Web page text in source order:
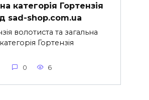
категорія Гортензія
sad-shop.com.ua
волотиста та загальна
категорія Гортензія
0 6